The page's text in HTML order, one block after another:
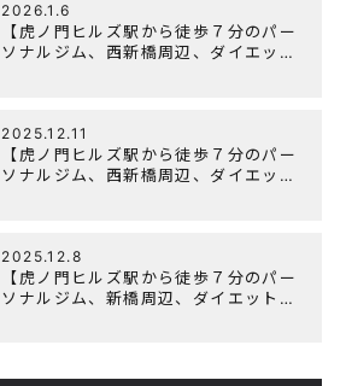
2026.1.6
【虎ノ門ヒルズ駅から徒歩７分のパー
ソナルジム、西新橋周辺、ダイエット
2025.12.11
【虎ノ門ヒルズ駅から徒歩７分のパー
ソナルジム、西新橋周辺、ダイエット
2025.12.8
【虎ノ門ヒルズ駅から徒歩７分のパー
ソナルジム、新橋周辺、ダイエットに